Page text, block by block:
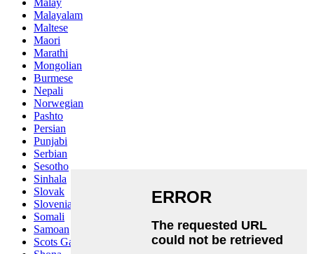
Malay
Malayalam
Maltese
Maori
Marathi
Mongolian
Burmese
Nepali
Norwegian
Pashto
Persian
Punjabi
Serbian
Sesotho
Sinhala
Slovak
Slovenian
Somali
Samoan
Scots Gaelic